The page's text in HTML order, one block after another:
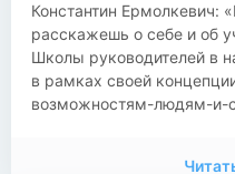
Константин Ермолкевич:
расскажешь о себе и об
Школы руководителей в
в рамках своей
возможностям-людям-и-